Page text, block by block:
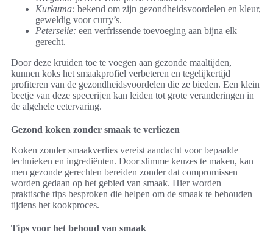
Kurkuma: bekend om zijn gezondheidsvoordelen en kleur,
geweldig voor curry’s.
Peterselie: een verfrissende toevoeging aan bijna elk
gerecht.
Door deze kruiden toe te voegen aan gezonde maaltijden,
kunnen koks het smaakprofiel verbeteren en tegelijkertijd
profiteren van de gezondheidsvoordelen die ze bieden. Een klein
beetje van deze specerijen kan leiden tot grote veranderingen in
de algehele eetervaring.
Gezond koken zonder smaak te verliezen
Koken zonder smaakverlies vereist aandacht voor bepaalde
technieken en ingrediënten. Door slimme keuzes te maken, kan
men gezonde gerechten bereiden zonder dat compromissen
worden gedaan op het gebied van smaak. Hier worden
praktische tips besproken die helpen om de smaak te behouden
tijdens het kookproces.
Tips voor het behoud van smaak